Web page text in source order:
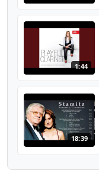
1:44
18:39